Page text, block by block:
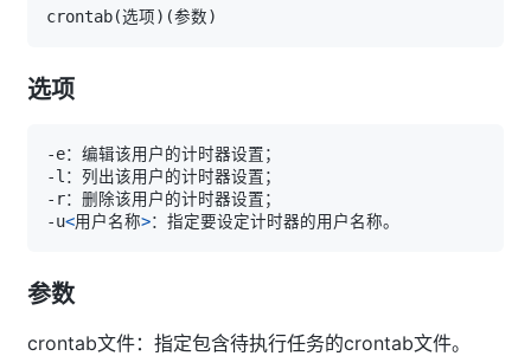
crontab(选项) (参数)
选项
-u<用户名称>
参数
crontab文件：指定包含待执行任务的crontab文件。